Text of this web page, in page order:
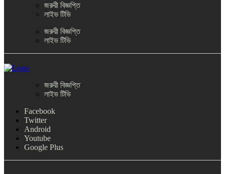
জরুরী বিজ্ঞপ্তি
লাইভ টিভি
জরুরী বিজ্ঞপ্তি
লাইভ টিভি
জরুরী বিজ্ঞপ্তি
লাইভ টিভি
Facebook
Twitter
Android
Youtube
Google Plus